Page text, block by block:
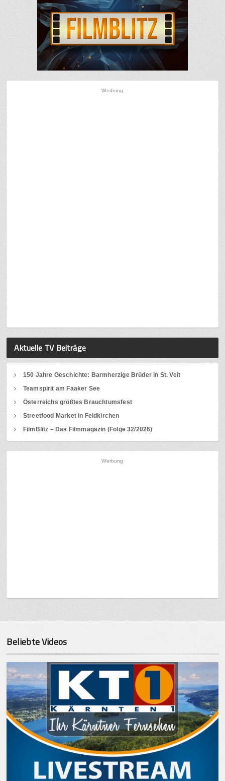
Werbung
Aktuelle TV Beiträge
150 Jahre Geschichte: Barmherzige Brüder in St. Veit
Teamspirit am Faaker See
Österreichs größtes Brauchtumsfest
Streetfood Market in Feldkirchen
FilmBlitz – Das Filmmagazin (Folge 32/2026)
Werbung
Beliebte Videos